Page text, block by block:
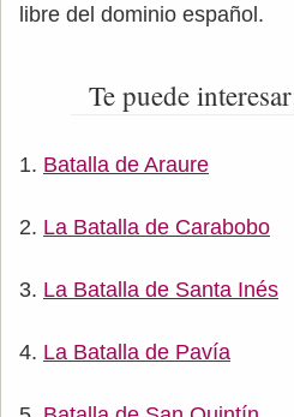
libre del dominio español.
Te puede
Batalla de Araure
La Batalla de Carabobo
La Batalla de Santa Inés
La Batalla de Pavía